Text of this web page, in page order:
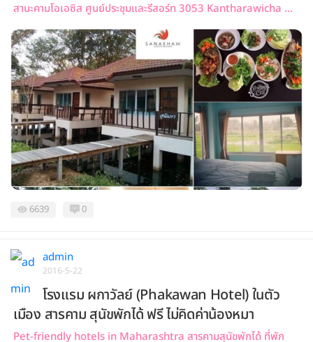
สานะคามโอเอซิส ศูนย์ประชุมและรีสอร์ท 3053 Kantharawicha ...
6639 0
admin
2016-5-22
โรงแรม ผกาวัลย์ (Phakawan Hotel) ในตัว
เมือง สารคาม สุนัขพักได้ ฟรี ไม่คิดค่าน้องหมา
Pet-friendly hotels in Maharashtra สารคามสุนัขพักได้ ที่พัก